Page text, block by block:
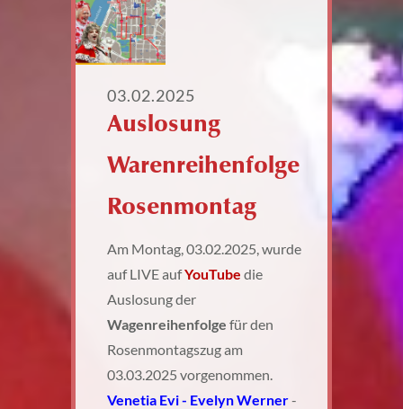
03.02.2025
Auslosung
Warenreihenfolge
Rosenmontag
Am Montag, 03.02.2025, wurde
auf LIVE aufYouTube die
Auslosung der
Wagenreihenfolge für den
Rosenmontagszug am
03.03.2025 vorgenommen.
Venetia Evi - Evelyn Werner-